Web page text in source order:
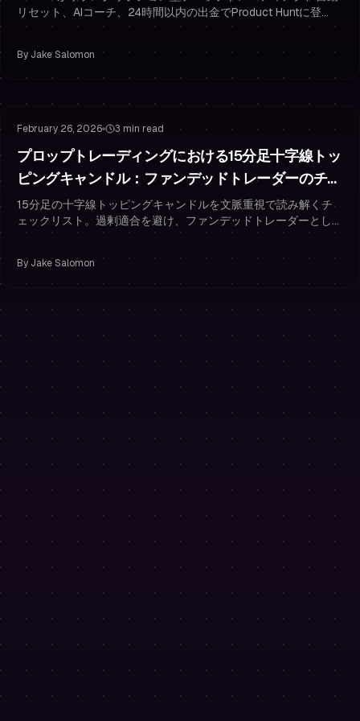
リセット、AIコーチ、24時間以内の出金でProduct Huntに登
場。PH50OFFで50%オフ。
By Jake Salomon
February 26, 2026 3 min read
プロップトレーディングにおける15分足十字線トッ
ピングキャンドル：ファンデッドトレーダーのチェ
ックリスト
15分足の十字線トッピングキャンドルを文脈重視で読み解くチ
ェックリスト。過剰適合を避け、ファンデッドトレーダーとして
リスク管理を行う方法を解説します。
By Jake Salomon